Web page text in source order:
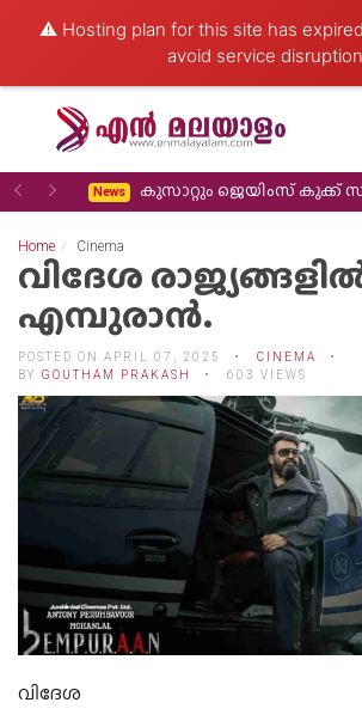
⚠️ Hosting plan for this site has
avoid service
Previous
NextNews കുസാറ്റും ജെയിംസ് കുക്ക്
Home Cinema
വിദേശ രാജ്യങ്ങളിൽ
എമ്പുരാന്‍.
POSTED ON APRIL 07, 2025
CINEMA
BY GOUTHAM PRAKASH 603 VIEWS
വിദേശ